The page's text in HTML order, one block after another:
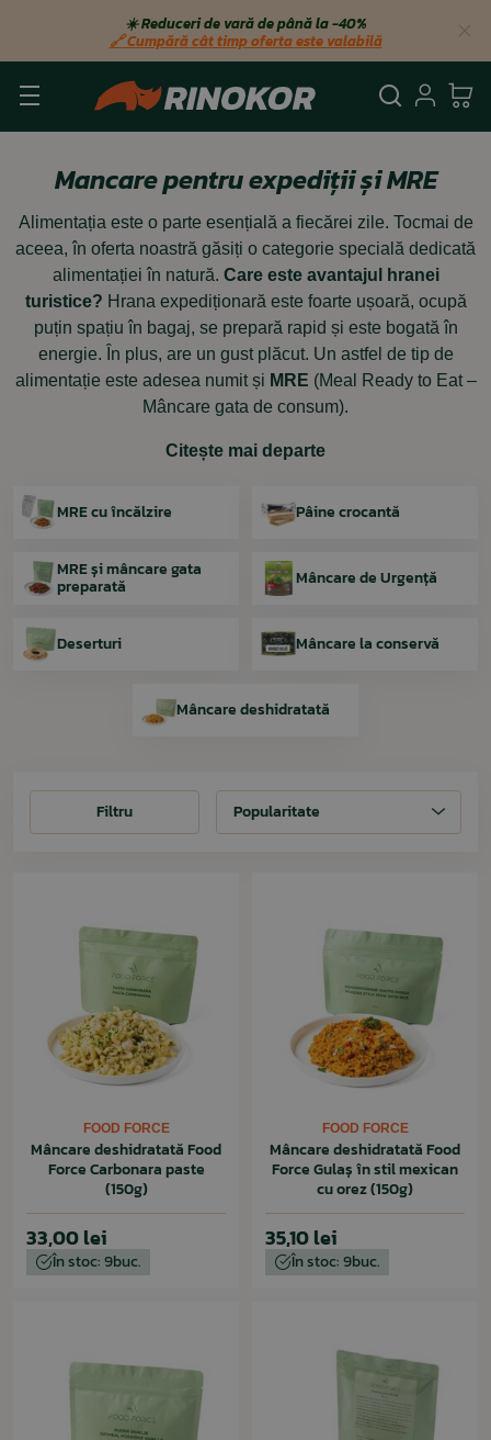
☀️ Reduceri de vară de până la −40%
🔗 Cumpără cât timp oferta este valabilă
Căutare
Mancare pentru expediții și MRE
Alimentația este o parte esențială a fiecărei zile. Tocmai de
aceea, în oferta noastră găsiți o categorie specială dedicată
alimentației în natură. Care este avantajul hranei
turistice? Hrana expediționară este foarte ușoară, ocupă
puțin spațiu în bagaj, se prepară rapid și este bogată în
energie. În plus, are un gust plăcut. Un astfel de tip de
alimentație este adesea numit și MRE (Meal Ready to Eat –
Mâncare gata de consum).
Citește mai departe
MRE cu încălzire Pâine crocantă
MRE și mâncare gata
preparată Mâncare de Urgență
Deserturi Mâncare la conservă
Mâncare deshidratată
FiltruFiltru Popularitate
FOOD FORCE
Mâncare deshidratată Food
Force Carbonara paste
(150g)
33,00 lei
În stoc: 9buc.
FOOD FORCE
Mâncare deshidratată Food
Force Gulaș în stil mexican
cu orez (150g)
35,10 lei
În stoc: 9buc.